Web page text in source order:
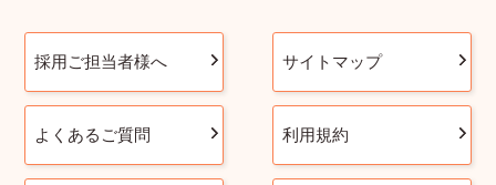
採用ご担当者様へ サイトマップ
よくあるご質問 利用規約